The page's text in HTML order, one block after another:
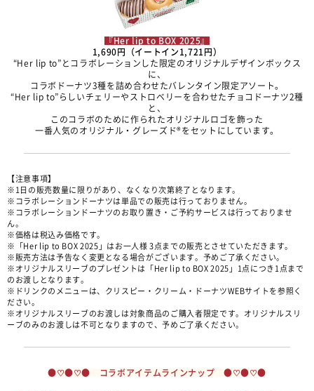
『Her lip to BOX 2025』
1,690円（イートイン1,721円）
“Her lip to”とコラボレーションした限定のオリジナルデザインボックス
に、
コラボドーナツ3種を詰め合わせたバレンタイン限定アソート。
“Her lip to”らしいチェリーやストロベリーを合わせたチョコドーナツ2種
と、
このコラボのために作られたオリジナルロゴを飾った
一番人気のオリジナル・グレーズド®をセットにしています。​
【注意事項】
※1日の販売数量に限りがあり、なくなり次第終了となります。
※コラボレーションドーナツは単品での販売は行っておりません。
※コラボレーションドーナツのお取り置き・ご予約サービスは行っておりませ
ん。
※価格は税込み価格です。
※「Her lip to BOX 2025」はお一人様 3点までの販売とさせていただきます。
※販売方法は予告なく変更となる場合がございます。予めご了承ください。
※オリジナルスリーブのプレゼントは「Her lip to BOX 2025」1点につき1点まで
のお渡しとなります。
※ドリンクのメニューは、クリスピー・クリーム・ドーナツWEBサイトを参照く
ださい。
※オリジナルスリーブのお渡しは対象商品のご購入者限定です。オリジナルスリ
ーブのみのお渡しは不可となりますので、予めご了承ください。
●♡●♡● コラボアイテムラインナップ ●♡●♡●